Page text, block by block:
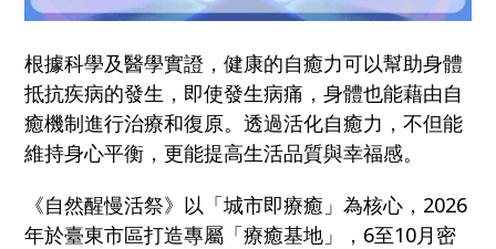
根據科學及醫學實證，健康的自癒力可以幫助身體
抵抗疾病的發生，即使發生病痛，身體也能藉由自
癒機制進行治療和復原。透過活化自癒力，不但能
維持身心平衡，更能提高生活品質與幸福感。
《自然醒慢活祭》以「城市即療癒」為核心，2026
年於臺東市區打造專屬「療癒基地」，6至10月密